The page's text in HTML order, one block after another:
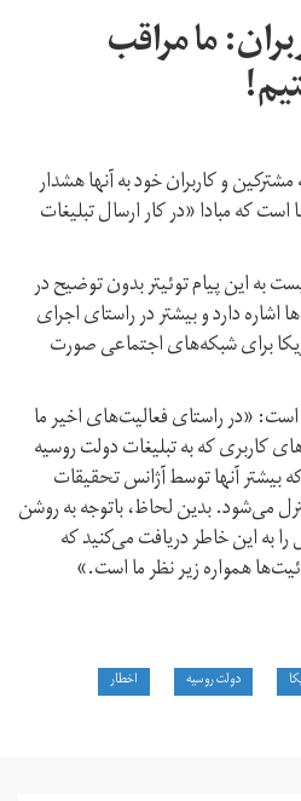
ما مراقب
مشترکین و کاربران خود به آنها هشدار
که مبادا «در کار ارسال تبلیغات
به این پیام توئیتر بدون توضیح در
اشاره دارد و بیشتر در راستای اجرای
برای شبکه‌های اجتماعی صورت
است: «در راستای فعالیت‌های اخیر ما
کاربری که به تبلیغات دولت روسیه
بیشتر آنها توسط آژانس تحقیقات
می‌شود. بدین لحاظ، باتوجه به روشن
به این خاطر دریافت می‌کنید که
همواره زیر نظر ما است.»
دولت روسیه اخطار